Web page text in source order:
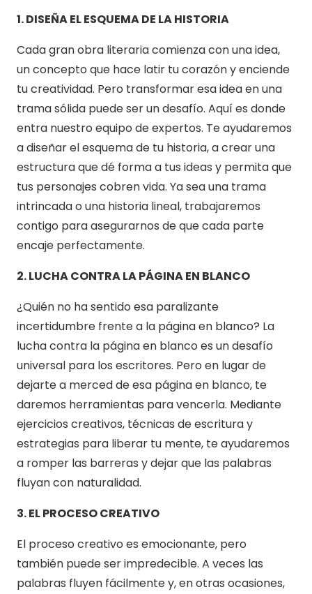
1. DISEÑA EL ESQUEMA DE LA HISTORIA
Cada gran obra literaria comienza con una idea,
un concepto que hace latir tu corazón y enciende
tu creatividad. Pero transformar esa idea en una
trama sólida puede ser un desafío. Aquí es donde
entra nuestro equipo de expertos. Te ayudaremos
a diseñar el esquema de tu historia, a crear una
estructura que dé forma a tus ideas y permita que
tus personajes cobren vida. Ya sea una trama
intrincada o una historia lineal, trabajaremos
contigo para asegurarnos de que cada parte
encaje perfectamente.
2. LUCHA CONTRA LA PÁGINA EN BLANCO
¿Quién no ha sentido esa paralizante
incertidumbre frente a la página en blanco? La
lucha contra la página en blanco es un desafío
universal para los escritores. Pero en lugar de
dejarte a merced de esa página en blanco, te
daremos herramientas para vencerla. Mediante
ejercicios creativos, técnicas de escritura y
estrategias para liberar tu mente, te ayudaremos
a romper las barreras y dejar que las palabras
fluyan con naturalidad.
3. EL PROCESO CREATIVO
El proceso creativo es emocionante, pero
también puede ser impredecible. A veces las
palabras fluyen fácilmente y, en otras ocasiones,